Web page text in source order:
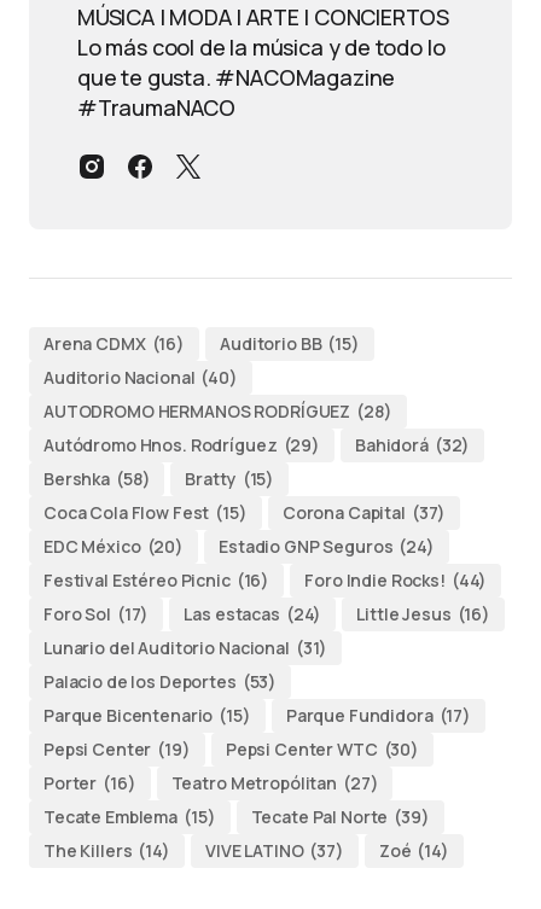
MÚSICA | MODA | ARTE | CONCIERTOS
Lo más cool de la música y de todo lo
que te gusta. #NACOMagazine
#TraumaNACO
Arena CDMX (16) Auditorio BB (15)
Auditorio Nacional (40)
AUTODROMO HERMANOS RODRÍGUEZ (28)
Autódromo Hnos. Rodríguez (29) Bahidorá (32)
Bershka (58) Bratty (15)
Coca Cola Flow Fest (15) Corona Capital (37)
EDC México (20) Estadio GNP Seguros (24)
Festival Estéreo Picnic (16) Foro Indie Rocks! (44)
Foro Sol (17) Las estacas (24) Little Jesus (16)
Lunario del Auditorio Nacional (31)
Palacio de los Deportes (53)
Parque Bicentenario (15) Parque Fundidora (17)
Pepsi Center (19) Pepsi Center WTC (30)
Porter (16) Teatro Metropólitan (27)
Tecate Emblema (15) Tecate Pal Norte (39)
The Killers (14) VIVE LATINO (37) Zoé (14)